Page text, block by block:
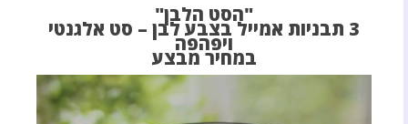
"הסט הלבן"
3 תבניות אמייל בצבע לבן – סט אלגנטי
ויפהפה
במחיר מבצע